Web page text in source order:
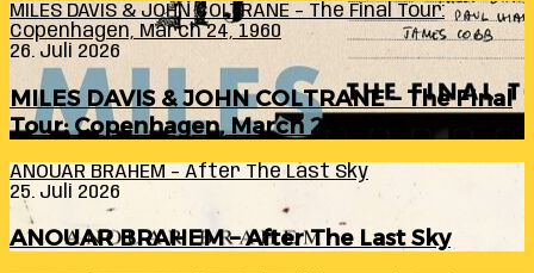
MILES DAVIS & JOHN COLTRANE – The Final Tour:
Copenhagen, March 24, 1960
26. Juli 2026
MILES DAVIS & JOHN COLTRANE – The Final
Tour: Copenhagen, March 24, 1960
ANOUAR BRAHEM – After The Last Sky
25. Juli 2026
ANOUAR BRAHEM – After The Last Sky